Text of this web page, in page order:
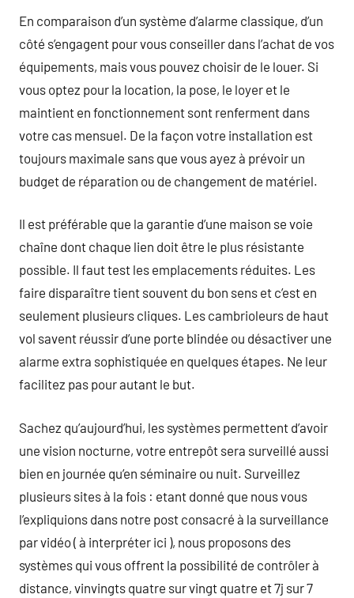
En comparaison d’un système d’alarme classique, d’un
côté s’engagent pour vous conseiller dans l’achat de vos
équipements, mais vous pouvez choisir de le louer. Si
vous optez pour la location, la pose, le loyer et le
maintient en fonctionnement sont renferment dans
votre cas mensuel. De la façon votre installation est
toujours maximale sans que vous ayez à prévoir un
budget de réparation ou de changement de matériel.
Il est préférable que la garantie d’une maison se voie
chaîne dont chaque lien doit être le plus résistante
possible. Il faut test les emplacements réduites. Les
faire disparaître tient souvent du bon sens et c’est en
seulement plusieurs cliques. Les cambrioleurs de haut
vol savent réussir d’une porte blindée ou désactiver une
alarme extra sophistiquée en quelques étapes. Ne leur
facilitez pas pour autant le but.
Sachez qu’aujourd’hui, les systèmes permettent d’avoir
une vision nocturne, votre entrepôt sera surveillé aussi
bien en journée qu’en séminaire ou nuit. Surveillez
plusieurs sites à la fois : etant donné que nous vous
l’expliquions dans notre post consacré à la surveillance
par vidéo ( à interpréter ici ), nous proposons des
systèmes qui vous offrent la possibilité de contrôler à
distance, vinvingts quatre sur vingt quatre et 7j sur 7